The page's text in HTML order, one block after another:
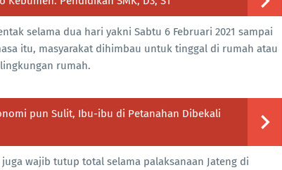
selama dua hari yakni Sabtu 6 Februari 2021 sampai
itu, masyarakat dihimbau untuk tinggal di rumah atau
rumah.
pun Sulit, Ibu-ibu di Petanahan Dibekali
wajib tutup total selama palaksanaan Jateng di